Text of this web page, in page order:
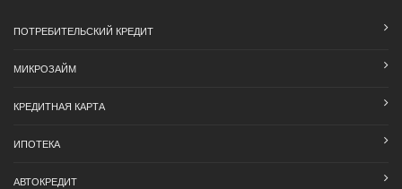
ПОТРЕБИТЕЛЬСКИЙ КРЕДИТ
МИКРОЗАЙМ
КРЕДИТНАЯ КАРТА
ИПОТЕКА
АВТОКРЕДИТ